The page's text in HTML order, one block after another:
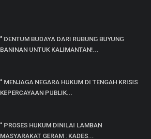
" DENTUM BUDAYA DARI RUBUNG BUYUNG
BANINAN UNTUK KALIMANTAN!...
" MENJAGA NEGARA HUKUM DI TENGAH KRISIS
KEPERCAYAAN PUBLIK...
" PROSES HUKUM DINILAI LAMBAN
MASYARAKAT GERAM : KADES...